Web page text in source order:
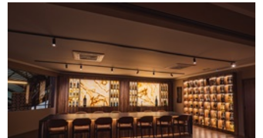
de excelência, transformando cada chávena numa
experiência sensorial distinta, que alia sabor, aroma e
sofisticação.